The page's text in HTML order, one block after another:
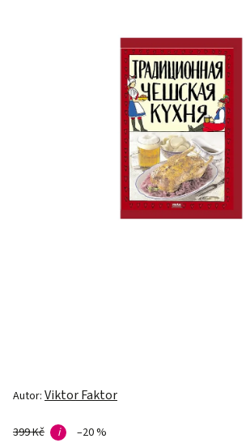
Autor: Viktor Faktor
399 Kč i –20 %